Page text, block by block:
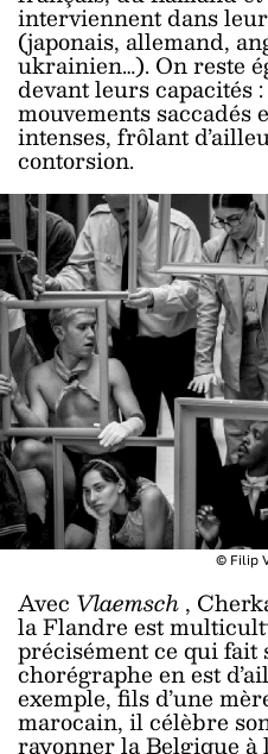
interviennent dans
(japonais, allemand,
ukrainien…). On reste
devant leurs capacités
mouvements saccadés
intenses, frôlant
contorsion.
© Filip
Avec Vlaemsch,
la Flandre est
précisément ce qui fait
chorégraphe en est
exemple, fils d’une
marocain, il célèbre
rayonner la Belgique à